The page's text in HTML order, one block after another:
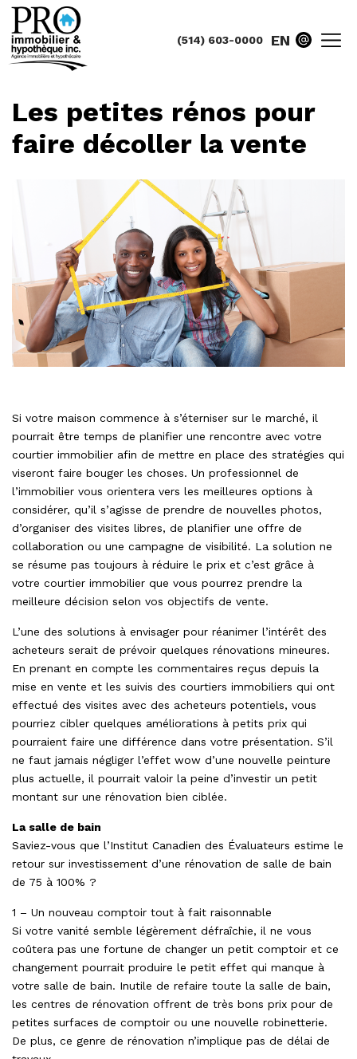
(514) 603-0000 EN
Les petites rénos pour
faire décoller la vente
Si votre maison commence à s’éterniser sur le marché, il
pourrait être temps de planifier une rencontre avec votre
courtier immobilier afin de mettre en place des stratégies qui
viseront faire bouger les choses. Un professionnel de
l’immobilier vous orientera vers les meilleures options à
considérer, qu’il s’agisse de prendre de nouvelles photos,
d’organiser des visites libres, de planifier une offre de
collaboration ou une campagne de visibilité. La solution ne
se résume pas toujours à réduire le prix et c’est grâce à
votre courtier immobilier que vous pourrez prendre la
meilleure décision selon vos objectifs de vente.
L’une des solutions à envisager pour réanimer l’intérêt des
acheteurs serait de prévoir quelques rénovations mineures.
En prenant en compte les commentaires reçus depuis la
mise en vente et les suivis des courtiers immobiliers qui ont
effectué des visites avec des acheteurs potentiels, vous
pourriez cibler quelques améliorations à petits prix qui
pourraient faire une différence dans votre présentation. S’il
ne faut jamais négliger l’effet wow d’une nouvelle peinture
plus actuelle, il pourrait valoir la peine d’investir un petit
montant sur une rénovation bien ciblée.
La salle de bain
Saviez-vous que l’Institut Canadien des Évaluateurs estime le
retour sur investissement d’une rénovation de salle de bain
de 75 à 100% ?
1 – Un nouveau comptoir tout à fait raisonnable
Si votre vanité semble légèrement défraîchie, il ne vous
coûtera pas une fortune de changer un petit comptoir et ce
changement pourrait produire le petit effet qui manque à
votre salle de bain. Inutile de refaire toute la salle de bain,
les centres de rénovation offrent de très bons prix pour de
petites surfaces de comptoir ou une nouvelle robinetterie.
De plus, ce genre de rénovation n’implique pas de délai de